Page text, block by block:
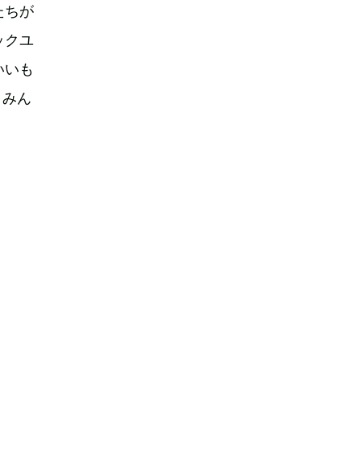
ちが
クユ
いも
ん